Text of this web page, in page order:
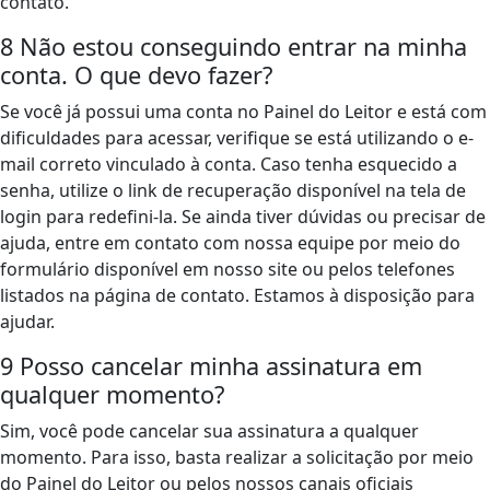
8 Não estou conseguindo entrar na minha
conta. O que devo fazer?
Se você já possui uma conta no Painel do Leitor e está com
dificuldades para acessar, verifique se está utilizando o e-
mail correto vinculado à conta. Caso tenha esquecido a
senha, utilize o link de recuperação disponível na tela de
login para redefini-la. Se ainda tiver dúvidas ou precisar de
ajuda, entre em contato com nossa equipe por meio do
formulário disponível em nosso site ou pelos telefones
listados na página de contato. Estamos à disposição para
ajudar.
9 Posso cancelar minha assinatura em
qualquer momento?
Sim, você pode cancelar sua assinatura a qualquer
momento. Para isso, basta realizar a solicitação por meio
do Painel do Leitor ou pelos nossos canais oficiais